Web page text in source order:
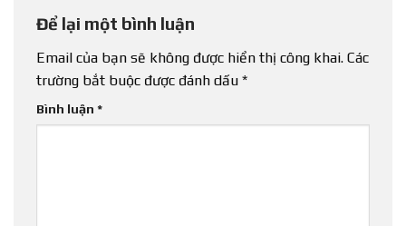
Để lại một bình luận
Email của bạn sẽ không được hiển thị công khai. Các
trường bắt buộc được đánh dấu *
Bình luận *